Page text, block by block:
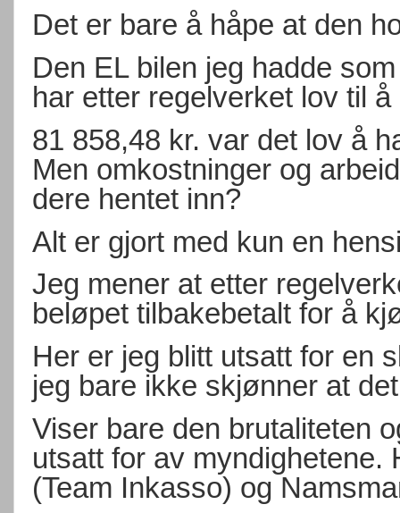
Det er bare å håpe at den
Den EL bilen jeg hadde
har etter regelverket lov til
81 858,48 kr. var det lov å
Men omkostninger og
dere hentet inn?
Alt er gjort med kun en
Jeg mener at etter
beløpet tilbakebetalt for å
Her er jeg blitt utsatt for en
jeg bare ikke skjønner at
Viser bare den brutaliteten
utsatt for av myndighetene.
(Team Inkasso) og